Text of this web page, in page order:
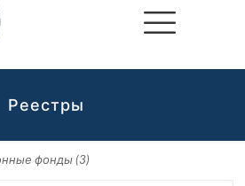
Реестры
фонды (3)